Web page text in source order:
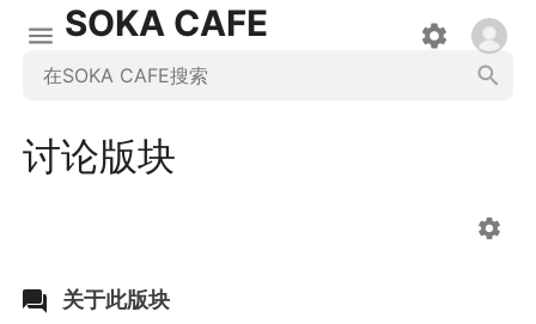
SOKA CAFE
讨论版块
关于此版块